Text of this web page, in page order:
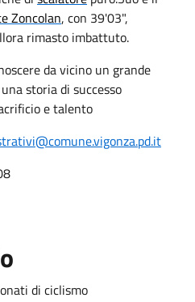
Zoncolan, con 39'03",
rimasto imbattuto.
da vicino un grande
storia di successo
e talento
di ciclismo